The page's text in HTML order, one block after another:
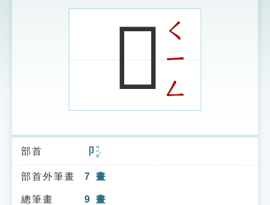
索引選單
知識索引
單字索引
示
𠨞 ㄑ
ㄧ
ㄥ
部首 卩 ㄐㄧㄝˊ
部首外筆畫 7 畫
總筆畫 9 畫